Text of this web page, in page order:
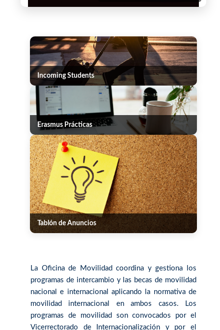
Incoming Students
Erasmus Prácticas
Tablón de Anuncios
La Oficina de Movilidad coordina y gestiona los
programas de intercambio y las becas de movilidad
nacional e internacional aplicando la normativa de
movilidad internacional en ambos casos. Los
programas de movilidad son convocados por el
Vicerrectorado de Internacionalización y por el